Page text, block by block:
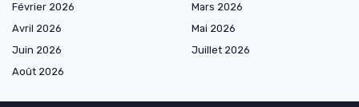
Février 2026
Mars 2026
Avril 2026
Mai 2026
Juin 2026
Juillet 2026
Août 2026